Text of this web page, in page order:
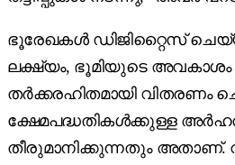
ഭൂരേഖകൾ ഡിജിറ്റൈസ്
ലക്ഷ്യം, ഭൂമിയുടെ അവകാശം
തർക്കരഹിതമായി
ക്ഷേമപദ്ധതികൾക്കുള്ള
തീരുമാനിക്കുന്നതും